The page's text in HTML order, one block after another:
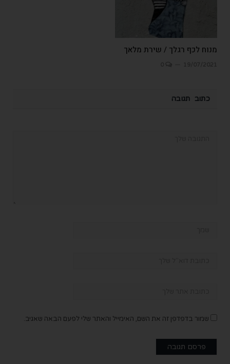
מנוח לכף רגלך / שירת מלאך
כתוב תגובה
שמור בדפדפן זה את השם, האימייל והאתר שלי לפעם הבאה שאגיב.